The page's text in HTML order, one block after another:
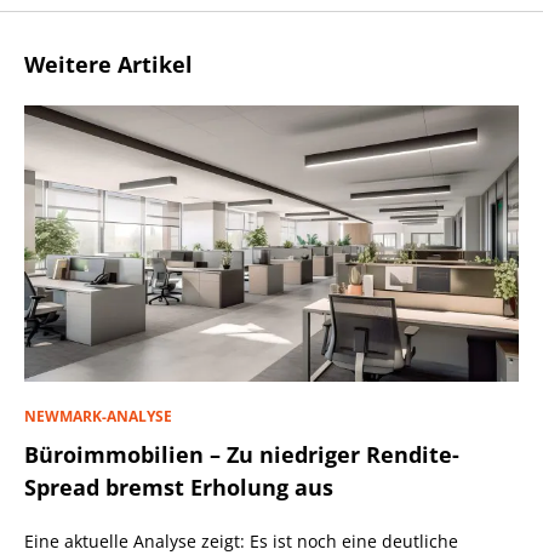
Weitere Artikel
NEWMARK-ANALYSE
Büroimmobilien – Zu niedriger Rendite-
Spread bremst Erholung aus
Eine aktuelle Analyse zeigt: Es ist noch eine deutliche